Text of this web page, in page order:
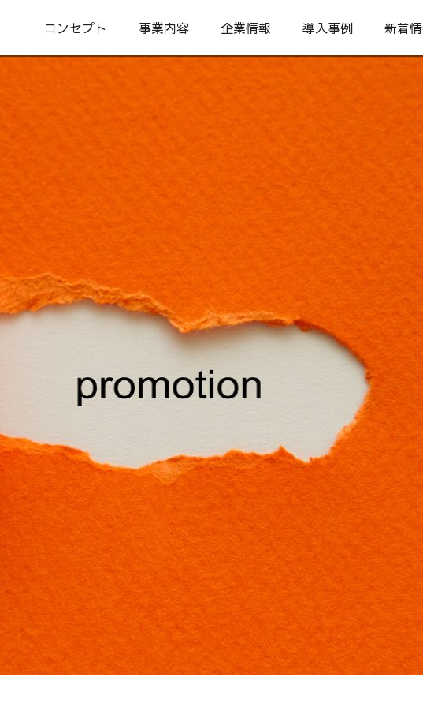
コンセプト 事業内容 企業情報 導入事例 新着